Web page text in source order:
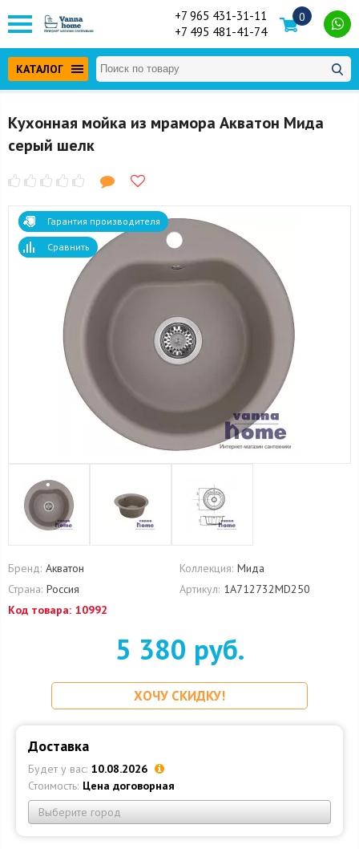
+7 965 431-31-11
+7 495 481-41-74
0
КАТАЛОГ
Кухонная мойка из мрамора Акватон Мида
серый шелк
Гарантия производителя
Сравнить
Бренд: Акватон Коллекция: Мида
Страна: Россия Артикул: 1A712732MD250
Код товара: 10992
5 380 руб.
ХОЧУ СКИДКУ!
Доставка
Будет у вас: 10.08.2026
Стоимость: Цена договорная
Выберите город